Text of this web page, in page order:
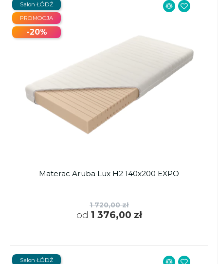
Materac Aruba Lux H2 140x200 EXPO
1 720,00 zł
od 1 376,00 zł
PROMOCJA
-20%
Salon ŁÓDŹ
Salon ŁÓDŹ